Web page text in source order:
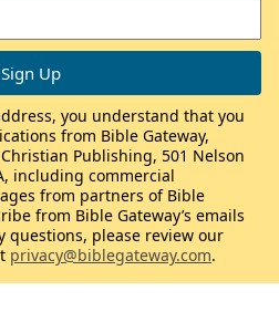
you understand that you
from Bible Gateway,
Publishing, 501 Nelson
including commercial
from partners of Bible
from Bible Gateway’s emails
questions, please review our
privacy@biblegateway.com.